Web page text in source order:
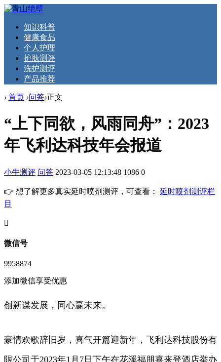
知识科普
健康食品
个人护理
护肤测评
洗护测评
产品推荐
› 首页 ›问答›正文
“上下同欲，风雨同舟”：2023
年飞利达科技年会报道
小牛测评 问答 2023-03-05 12:13:48 1086 0
👉 想了解更多真实延时喷剂测评，可查看： 延时喷剂测评栏
目
󦘖
微信号
9958874
添加微信享受优惠
创新谋发展，同心赢未来。
豪情欢歌辞旧岁，喜气开篇迎新年，飞利达科技股份有
限公司于2023年1月7日下午在花溪福朋喜来登酒店举办